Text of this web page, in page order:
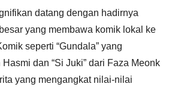
datang dengan hadirnya
yang membawa komik lokal ke
seperti “Gundala” yang
dan “Si Juki” dari Faza Meonk
yang mengangkat nilai-nilai